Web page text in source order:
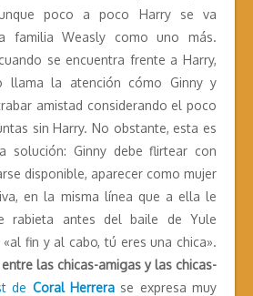
poco a poco Harry se va
familia Weasly como uno más.
se encuentra frente a Harry,
llama la atención cómo Ginny y
amistad considerando el poco
sin Harry. No obstante, esta es
solución: Ginny debe flirtear con
disponible, aparecer como mujer
en la misma línea que a ella le
rabieta antes del baile de Yule
fin y al cabo, tú eres una chica».
las chicas-amigas y las chicas-
de Coral Herrera se expresa muy